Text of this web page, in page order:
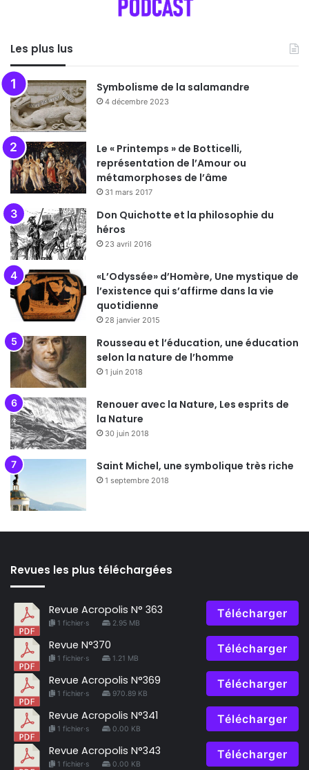
Les plus lus
Symbolisme de la salamandre
4 décembre 2023
Le « Printemps » de Botticelli,
représentation de l’Amour ou
métamorphoses de l’âme
31 mars 2017
Don Quichotte et la philosophie du
héros
23 avril 2016
«L’Odyssée» d’Homère, Une mystique de
l’existence qui s’affirme dans la vie
quotidienne
28 janvier 2015
Rousseau et l’éducation, une éducation
selon la nature de l’homme
1 juin 2018
Renouer avec la Nature, Les esprits de
la Nature
30 juin 2018
Saint Michel, une symbolique très riche
1 septembre 2018
Revues les plus téléchargées
Revue Acropolis N° 363
1 fichier·s 2.95 MB
Télécharger
Revue N°370
1 fichier·s 1.21 MB
Télécharger
Revue Acropolis N°369
1 fichier·s 970.89 KB
Télécharger
Revue Acropolis N°341
1 fichier·s 0.00 KB
Télécharger
Revue Acropolis N°343
1 fichier·s 0.00 KB
Télécharger